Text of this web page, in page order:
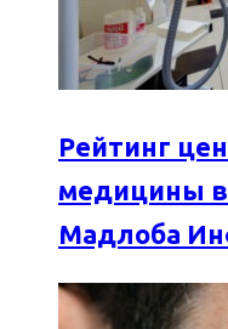
Рейтинг
медицины в
Мадлоба